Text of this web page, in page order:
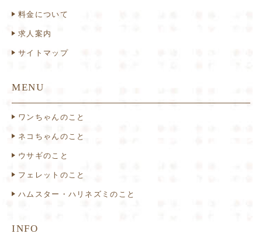
料金について
求人案内
サイトマップ
MENU
ワンちゃんのこと
ネコちゃんのこと
ウサギのこと
フェレットのこと
ハムスター・ハリネズミのこと
INFO